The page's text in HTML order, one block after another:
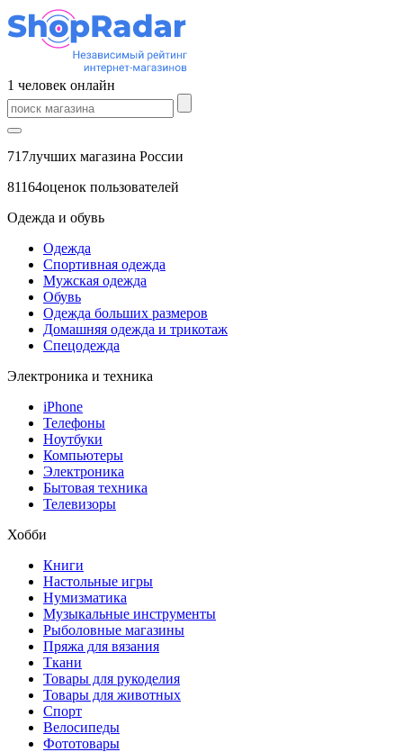
1 человек онлайн
717лучших магазина России
81164оценок пользователей
Одежда и обувь
Одежда
Спортивная одежда
Мужская одежда
Обувь
Одежда больших размеров
Домашняя одежда и трикотаж
Спецодежда
Электроника и техника
iPhone
Телефоны
Ноутбуки
Компьютеры
Электроника
Бытовая техника
Телевизоры
Хобби
Книги
Настольные игры
Нумизматика
Музыкальные инструменты
Рыболовные магазины
Пряжа для вязания
Ткани
Товары для рукоделия
Товары для животных
Спорт
Велосипеды
Фототовары